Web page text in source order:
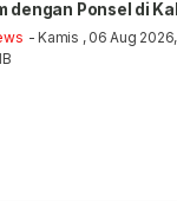
dengan Ponsel di
- Kamis , 06 Aug 2026,